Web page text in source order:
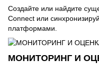
Создайте или найдите
Connect или
платформами.
МОНИТОРИНГ И